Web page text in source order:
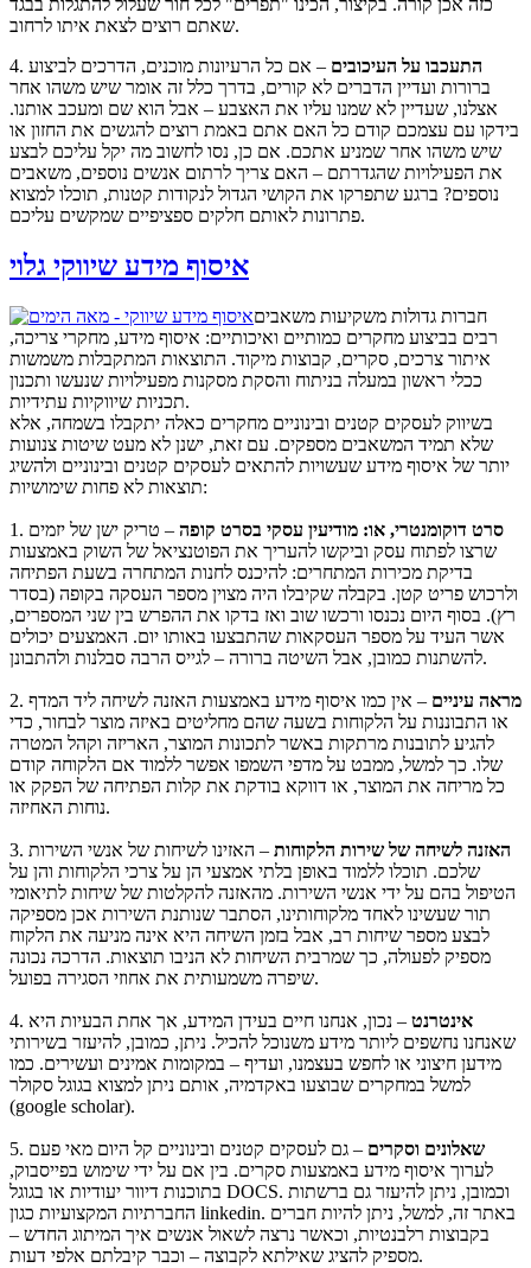
כזה אכן קורה. בקיצור, הכינו "תפרים" לכל חור שעלול להתגלות בבגד
שאתם רוצים לצאת איתו לרחוב.
4.
התעכבו על העיכובים – אם כל הרעיונות מוכנים, הדרכים לביצוע
ברורות ועדיין הדברים לא קורים, בדרך כלל זה אומר שיש משהו אחר
אצלנו, שעדיין לא שמנו עליו את האצבע – אבל הוא שם ומעכב אותנו.
בידקו עם עצמכם קודם כל האם אתם באמת רוצים להגשים את החזון או
שיש משהו אחר שמניע אתכם. אם כן, נסו לחשוב מה יקל עליכם לבצע
את הפעילויות שהגדרתם – האם צריך לרתום אנשים נוספים, משאבים
נוספים? ברגע שתפרקו את הקושי הגדול לנקודות קטנות, תוכלו למצוא
פתרונות לאותם חלקים ספציפיים שמקשים עליכם.
איסוף מידע שיווקי גלוי
חברות גדולות משקיעות משאבים
רבים בביצוע מחקרים כמותיים ואיכותיים: איסוף מידע, מחקרי צריכה,
איתור צרכים, סקרים, קבוצות מיקוד. התוצאות המתקבלות משמשות
ככלי ראשון במעלה בניתוח והסקת מסקנות מפעילויות שנעשו ותכנון
תכניות שיווקיות עתידיות.
בשיווק לעסקים קטנים ובינוניים מחקרים כאלה יתקבלו בשמחה, אלא
שלא תמיד המשאבים מספקים. עם זאת, ישנן לא מעט שיטות צנועות
יותר של איסוף מידע שעשויות להתאים לעסקים קטנים ובינוניים ולהשיג
תוצאות לא פחות שימושיות:
1. סרט דוקומנטרי, או: מודיעין עסקי בסרט קופה – טריק ישן של יזמים
שרצו לפתוח עסק וביקשו להעריך את הפוטנציאל של השוק באמצעות
בדיקת מכירות המתחרים: להיכנס לחנות המתחרה בשעת הפתיחה
ולרכוש פריט קטן. בקבלה שקיבלו היה מצוין מספר העסקה בקופה (בסדר
רץ). בסוף היום נכנסו ורכשו שוב ואז בדקו את ההפרש בין שני המספרים,
אשר העיד על מספר העסקאות שהתבצעו באותו יום. האמצעים יכולים
להשתנות כמובן, אבל השיטה ברורה – לגייס הרבה סבלנות ולהתבונן.
2. מראה עיניים – אין כמו איסוף מידע באמצעות האזנה לשיחה ליד המדף
או התבוננות על הלקוחות בשעה שהם מחליטים באיזה מוצר לבחור, כדי
להגיע לתובנות מרתקות באשר לתכונות המוצר, האריזה וקהל המטרה
שלו. כך למשל, ממבט על מדפי השמפו אפשר ללמוד אם הלקוחה קודם
כל מריחה את המוצר, או דווקא בודקת את קלות הפתיחה של הפקק או
נוחות האחיזה.
3. האזנה לשיחה של שירות הלקוחות – האזינו לשיחות של אנשי השירות
שלכם. תוכלו ללמוד באופן בלתי אמצעי הן על צרכי הלקוחות והן על
הטיפול בהם על ידי אנשי השירות. מהאזנה להקלטות של שיחות לתיאומי
תור שעשינו לאחד מלקוחותינו, הסתבר שנותנת השירות אכן מספיקה
לבצע מספר שיחות רב, אבל בזמן השיחה היא אינה מניעה את הלקוח
מספיק לפעולה, כך שמרבית השיחות לא הניבו תוצאות. הדרכה נכונה
שיפרה משמעותית את אחוזי הסגירה בפועל.
4. אינטרנט – נכון, אנחנו חיים בעידן המידע, אך אחת הבעיות היא
שאנחנו נחשפים ליותר מידע משנוכל להכיל. ניתן, כמובן, להיעזר בשירותי
מידען חיצוני או לחפש בעצמנו, ועדיף – במקומות אמינים ועשירים. כמו
למשל במחקרים שבוצעו באקדמיה, אותם ניתן למצוא בגוגל סקולר
(google scholar).
5. שאלונים וסקרים – גם לעסקים קטנים ובינוניים קל היום מאי פעם
לערוך איסוף מידע באמצעות סקרים. בין אם על ידי שימוש בפייסבוק,
בתוכנות דיוור יעודיות או בגוגל DOCS. וכמובן, ניתן להיעזר גם ברשתות
החברתיות המקצועיות כגון linkedin. באתר זה, למשל, ניתן להיות חברים
בקבוצות רלבנטיות, וכאשר נרצה לשאול אנשים איך המיתוג החדש –
מספיק להציג שאילתא לקבוצה – וכבר קיבלתם אלפי דעות.